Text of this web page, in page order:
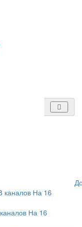
каналов На 16
На 16